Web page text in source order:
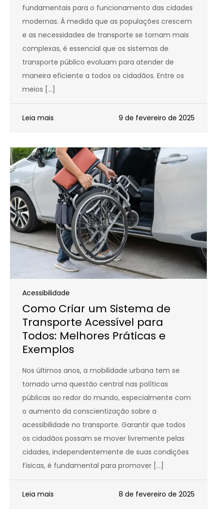
fundamentais para o funcionamento das cidades
modernas. À medida que as populações crescem
e as necessidades de transporte se tornam mais
complexas, é essencial que os sistemas de
transporte público evoluam para atender de
maneira eficiente a todos os cidadãos. Entre os
meios […]
Leia mais 9 de fevereiro de 2025
Acessibilidade
Como Criar um Sistema de
Transporte Acessível para
Todos: Melhores Práticas e
Exemplos
Nos últimos anos, a mobilidade urbana tem se
tornado uma questão central nas políticas
públicas ao redor do mundo, especialmente com
o aumento da conscientização sobre a
acessibilidade no transporte. Garantir que todos
os cidadãos possam se mover livremente pelas
cidades, independentemente de suas condições
físicas, é fundamental para promover […]
Leia mais 8 de fevereiro de 2025